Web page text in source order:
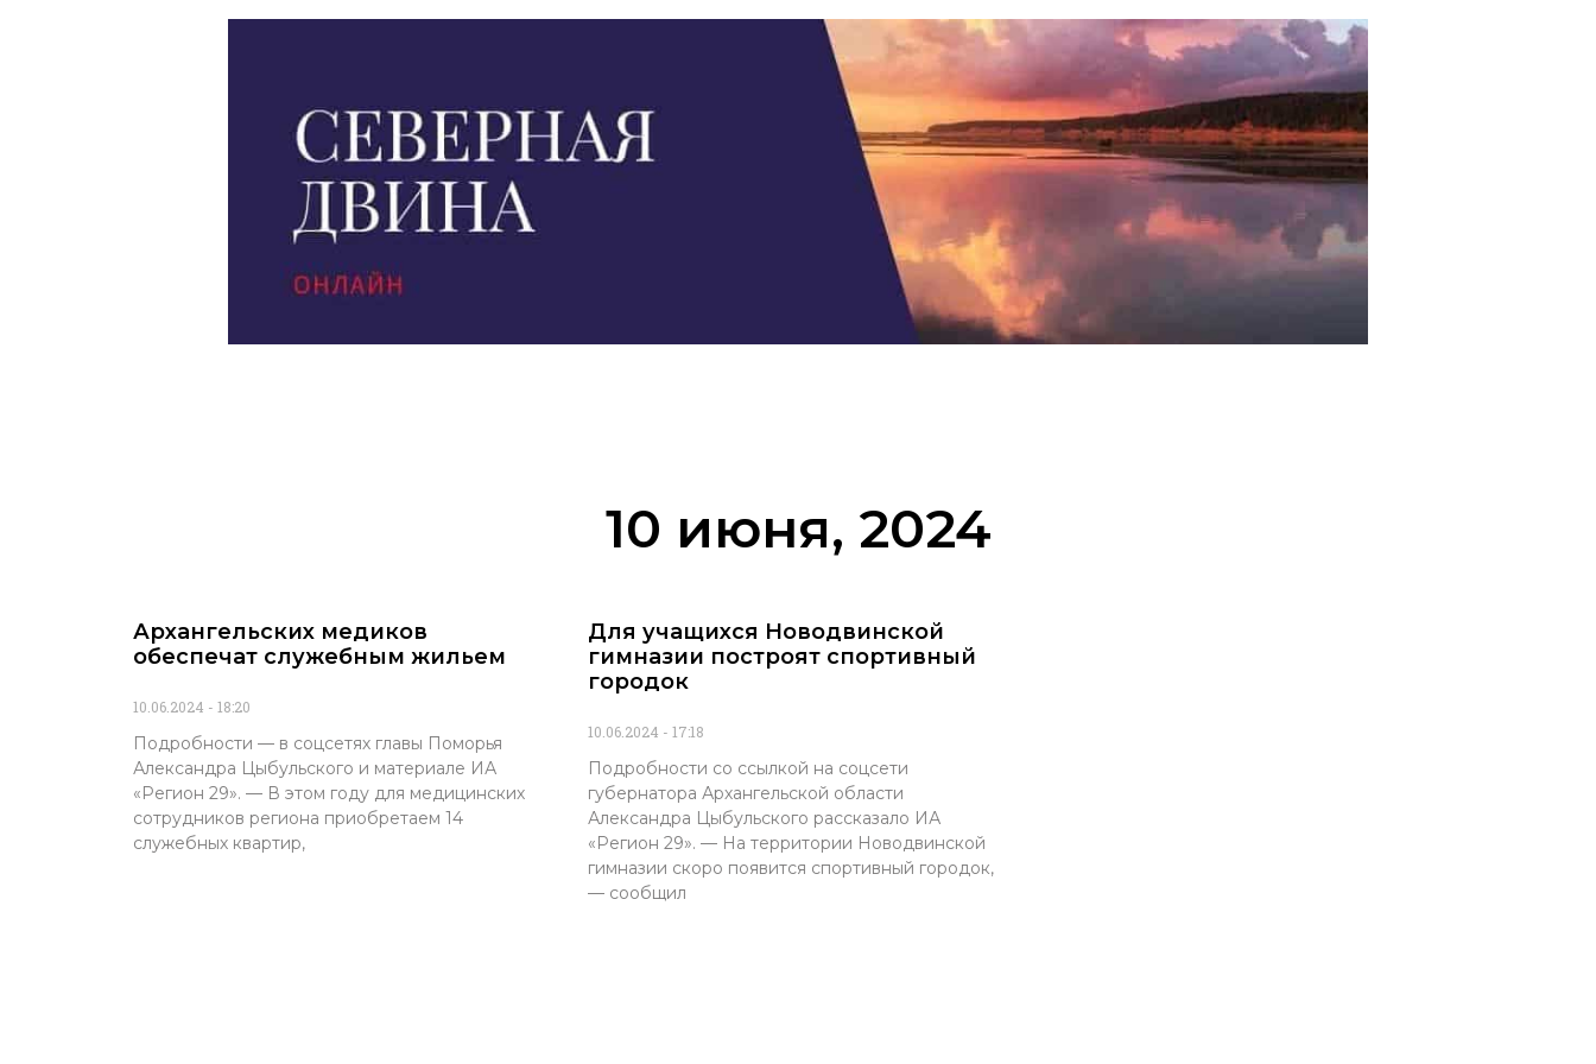
10 июня, 2024
Архангельских медиков
обеспечат служебным жильем
10.06.2024 18:20
Подробности — в соцсетях главы Поморья
Александра Цыбульского и материале ИА
«Регион 29». — В этом году для медицинских
сотрудников региона приобретаем 14
служебных квартир,
Для учащихся Новодвинской
гимназии построят спортивный
городок
10.06.2024 17:18
Подробности со ссылкой на соцсети
губернатора Архангельской области
Александра Цыбульского рассказало ИА
«Регион 29». — На территории Новодвинской
гимназии скоро появится спортивный городок,
— сообщил